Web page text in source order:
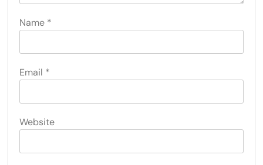
Name *
Email *
Website